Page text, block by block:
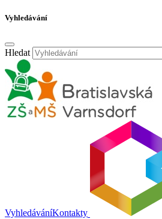
Vyhledávání
Hledat
VyhledáváníKontakty